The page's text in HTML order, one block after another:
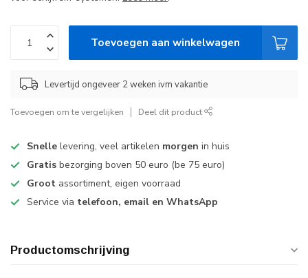
Toevoegen aan winkelwagen
Levertijd ongeveer 2 weken ivm vakantie
Toevoegen om te vergelijken Deel dit product
Snelle levering, veel artikelen morgen in huis
Gratis bezorging boven 50 euro (be 75 euro)
Groot assortiment, eigen voorraad
Service via telefoon, email en WhatsApp
Productomschrijving